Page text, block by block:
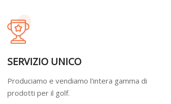
SERVIZIO UNICO
Produciamo e vendiamo l'intera gamma di
prodotti per il golf.